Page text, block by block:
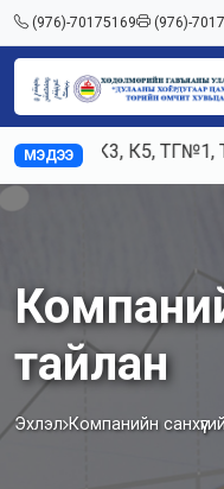
(976)-70175169 (976)-
МЭДЭЭК3, К5, ТГ№1,
тайлан
Эхлэл Компанийн